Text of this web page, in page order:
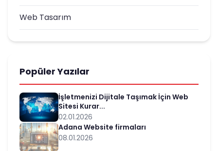
Web Tasarım
Popüler Yazılar
İşletmenizi Dijitale Taşımak İçin Web
Sitesi Kurar...
02.01.2026
Adana Website firmaları
08.01.2026